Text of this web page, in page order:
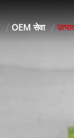
OEM सेवा